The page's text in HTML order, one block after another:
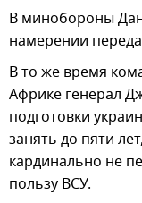
В минобороны
намерении
В то же время
Африке генерал
подготовки
занять до пяти
кардинально не
пользу ВСУ.